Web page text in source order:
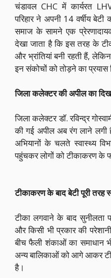
चंडावल CHC में कार्यरत
परिहार ने अपनी 14 वर्षीय
समाज के सामने एक
देखा जाता है कि इस तरह के
और भ्रांतियां बनी रहती हैं,
इन संकोचों को तोड़ने का प्रयास
जिला कलेक्टर की अपील का
जिला कलेक्टर डॉ. रविन्द्र
की गई अपील अब रंग लाने
अभियानों के चलते स्वास्थ्य
पहुंचकर लोगों को टीकाकरण के
टीकाकरण के बाद बेटी पूरी तरह
टीका लगवाने के बाद सुनीलता
और किसी भी प्रकार की
बीच फैली शंकाओं का समाधान
अन्य बालिकाओं को आगे आकर
है।